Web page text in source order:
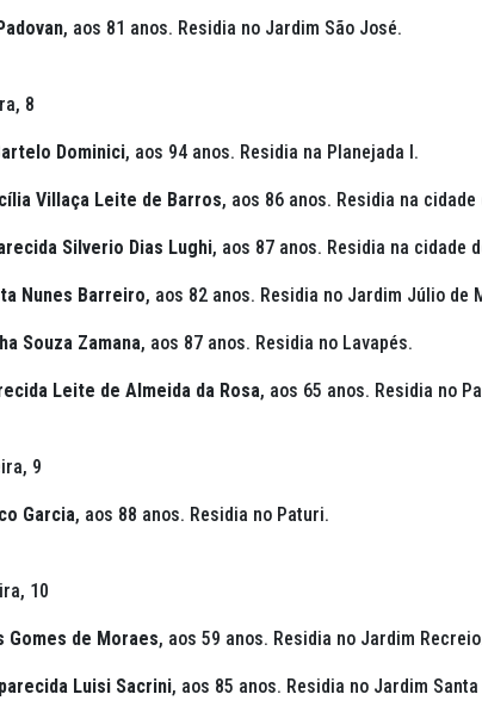
, aos 81 anos. Residia no Jardim São José.
8
Dominici, aos 94 anos. Residia na Planejada I.
Villaça Leite de Barros, aos 86 anos. Residia na cidade
Silverio Dias Lughi, aos 87 anos. Residia na cidade
Nunes Barreiro, aos 82 anos. Residia no Jardim Júlio de
Souza Zamana, aos 87 anos. Residia no Lavapés.
Leite de Almeida da Rosa, aos 65 anos. Residia no
9
Garcia, aos 88 anos. Residia no Paturi.
10
Gomes de Moraes, aos 59 anos. Residia no Jardim
Luisi Sacrini, aos 85 anos. Residia no Jardim